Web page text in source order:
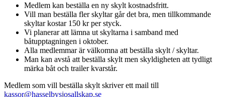
Medlem kan beställa en ny skylt kostnadsfritt.
Vill man beställa fler skyltar går det bra, men tillkommande
skyltar kostar 150 kr per styck.
Vi planerar att lämna ut skyltarna i samband med
båtupptagningen i oktober.
Alla medlemmar är välkomna att beställa skylt / skyltar.
Man kan avstå att beställa skylt men skyldigheten att tydligt
märka båt och trailer kvarstår.
Medlem som vill beställa skylt skriver ett mail till
kassor@hasselbysjosallskap.se